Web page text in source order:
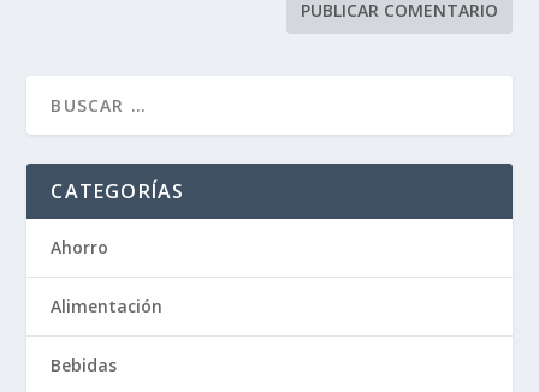
CATEGORÍAS
Ahorro
Alimentación
Bebidas